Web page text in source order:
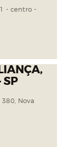
- centro -
SP
Nova